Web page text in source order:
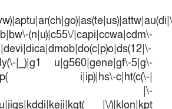
(n|u)|c55\/|capi|ccwa|cdm\-
|_)|g1 u|g560|gene|gf\-5|g\-
i|ip)|hs\-c|ht(c(\-|
|\-
|\/)|klon|kpt